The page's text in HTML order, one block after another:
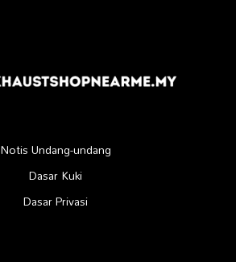
Notis Undang-undang
Dasar Kuki
Dasar Privasi